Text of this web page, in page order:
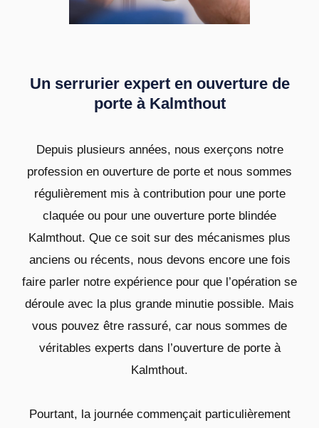
Un serrurier expert en ouverture de
porte à Kalmthout
Depuis plusieurs années, nous exerçons notre
profession en ouverture de porte et nous sommes
régulièrement mis à contribution pour une porte
claquée ou pour une ouverture porte blindée
Kalmthout. Que ce soit sur des mécanismes plus
anciens ou récents, nous devons encore une fois
faire parler notre expérience pour que l’opération se
déroule avec la plus grande minutie possible. Mais
vous pouvez être rassuré, car nous sommes de
véritables experts dans l’ouverture de porte à
Kalmthout.
Pourtant, la journée commençait particulièrement